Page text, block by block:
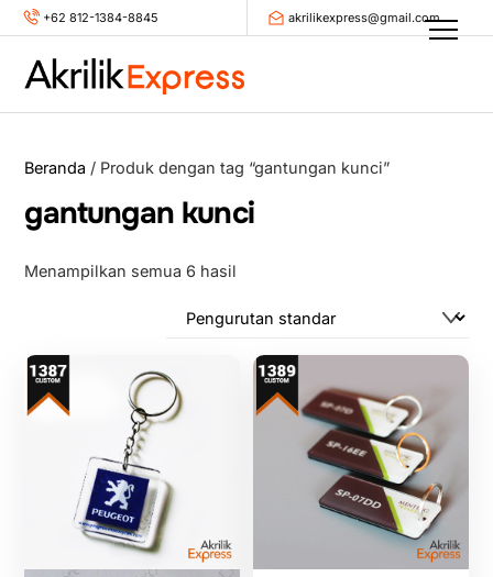
Skip
+62 812-1384-8845 akrilikexpress@gmail.com
Beranda / Produk dengan tag “gantungan kunci”
gantungan kunci
Menampilkan semua 6 hasil